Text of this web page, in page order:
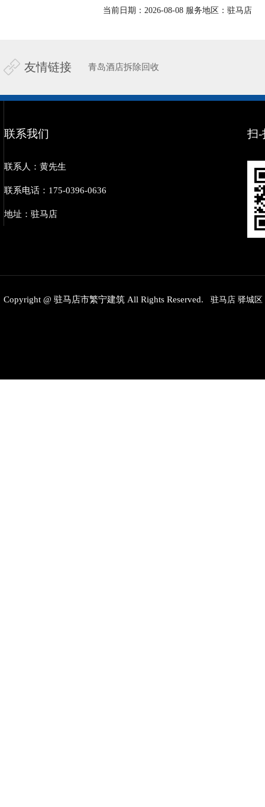
当前日期：2026-08-08 服务地区：驻马店
友情链接 青岛酒店拆除回收
联系我们
联系人：黄先生
联系电话：175-0396-0636
地址：驻马店
扫-
Copyright @ 驻马店市繁宁建筑 All Rights Reserved. 驻马店 驿城区